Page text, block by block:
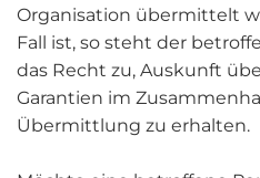
Organisation übermittelt
Fall ist, so steht der
das Recht zu, Auskunft
Garantien im
Übermittlung zu erhalten.